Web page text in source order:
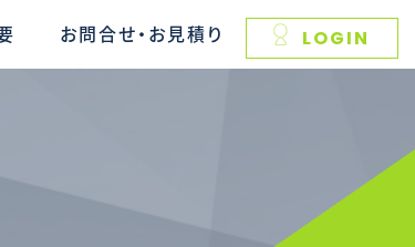
お問合せ・お見積り LOGIN